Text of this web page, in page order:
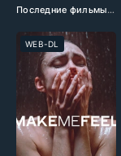
Последние фильмы
/
WEB-DL